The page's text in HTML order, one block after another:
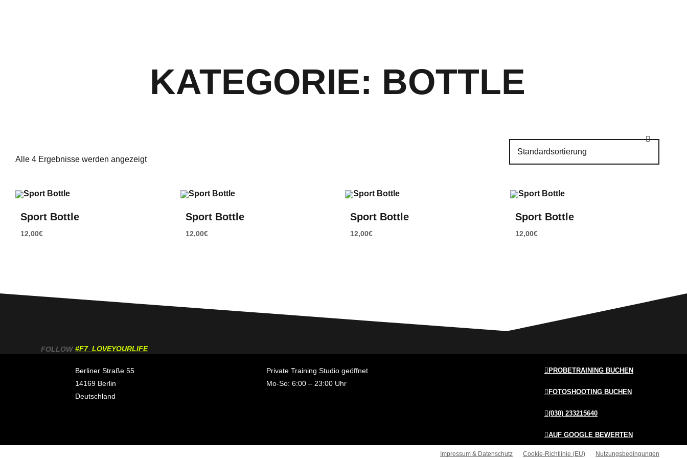
KATEGORIE: BOTTLE
Alle 4 Ergebnisse werden angezeigt
Sport Bottle
12,00€
Sport Bottle
12,00€
Sport Bottle
12,00€
Sport Bottle
12,00€
FOLLOW #F7_LOVEYOURLIFE
Berliner Straße 55
14169 Berlin
Deutschland
Private Training Studio geöffnet
Mo-So: 6:00 – 23:00 Uhr
PROBETRAINING BUCHEN
FOTOSHOOTING BUCHEN
(030) 233215640
AUF GOOGLE BEWERTEN
Impressum & Datenschutz Cookie-Richtlinie (EU) Nutzungsbedingungen